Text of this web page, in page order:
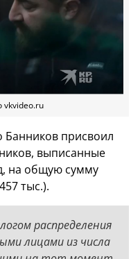
vkvideo.ru
Банников присвоил
выписанные
на общую сумму
тыс.).
распределения
лицами из числа